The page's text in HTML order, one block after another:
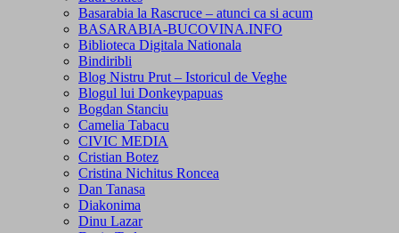
Basarabia la Rascruce – atunci ca si acum
BASARABIA-BUCOVINA.INFO
Biblioteca Digitala Nationala
Bindiribli
Blog Nistru Prut – Istoricul de Veghe
Blogul lui Donkeypapuas
Bogdan Stanciu
Camelia Tabacu
CIVIC MEDIA
Cristian Botez
Cristina Nichitus Roncea
Dan Tanasa
Diakonima
Dinu Lazar